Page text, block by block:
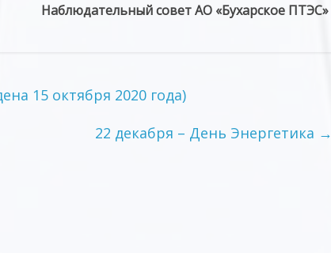
Наблюдательный совет АО «Бухарское ПТЭС»
15 октября 2020 года)
22 декабря – День Энергетика →